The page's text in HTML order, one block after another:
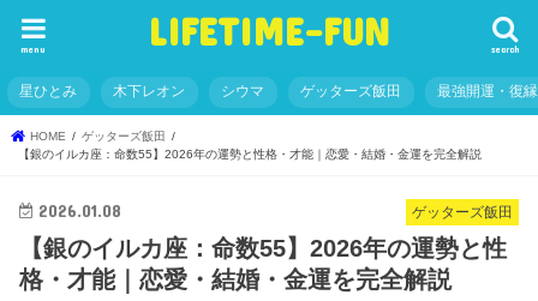
LIFETIME-FUN search
menu
星ひとみ 木下レオン シウマ ゲッターズ飯田 最強開運・復
HOME
ゲッターズ飯田
【銀のイルカ座：命数55】2026年の運勢と性格・才能｜恋愛・結婚・金運を完全解説
ゲッターズ飯田
2026.01.08
【銀のイルカ座：命数55】2026年の運勢と性
格・才能｜恋愛・結婚・金運を完全解説